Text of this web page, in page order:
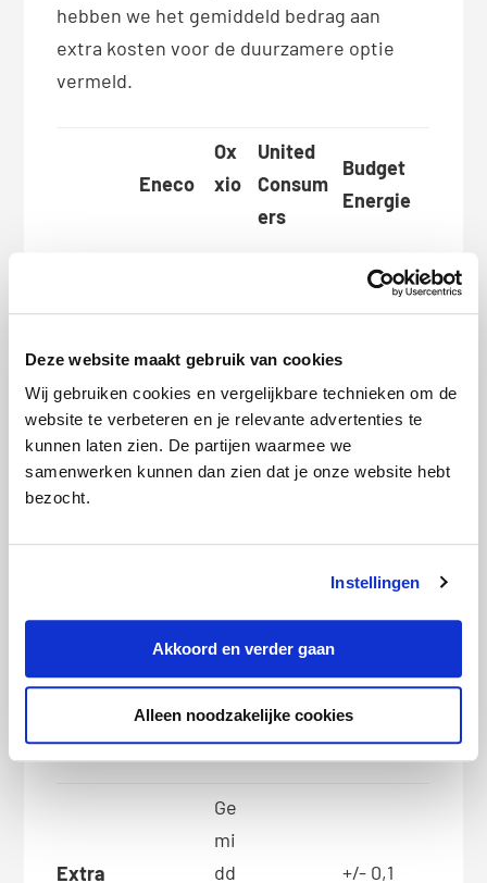
Deze website maakt gebruik van cookies
Wij gebruiken cookies en vergelijkbare technieken om de
website te verbeteren en je relevante advertenties te
kunnen laten zien. De partijen waarmee we
samenwerken kunnen dan zien dat je onze website hebt
bezocht.
Instellingen
Akkoord en verder gaan
Alleen noodzakelijke cookies
hebben we het gemiddeld bedrag aan
extra kosten voor de duurzamere optie
vermeld.
Eneco
Ox
xio
United
Consum
ers
Budget
Energie
keuze
EU
+
Ga
s
Gas
erd
Gro
NL
+
Ga
s
+ CO2-
Gas
Extra
Ge
mi
dd
+/- 0,1